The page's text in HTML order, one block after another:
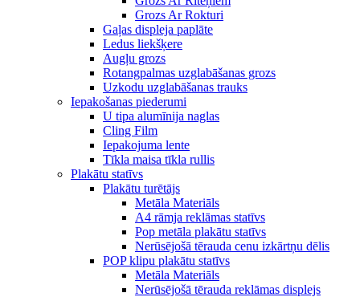
Grozs Ar Rokturi
Gaļas displeja paplāte
Ledus liekšķere
Augļu grozs
Rotangpalmas uzglabāšanas grozs
Uzkodu uzglabāšanas trauks
Iepakošanas piederumi
U tipa alumīnija naglas
Cling Film
Iepakojuma lente
Tīkla maisa tīkla rullis
Plakātu statīvs
Plakātu turētājs
Metāla Materiāls
A4 rāmja reklāmas statīvs
Pop metāla plakātu statīvs
Nerūsējošā tērauda cenu izkārtņu dēlis
POP klipu plakātu statīvs
Metāla Materiāls
Nerūsējošā tērauda reklāmas displejs